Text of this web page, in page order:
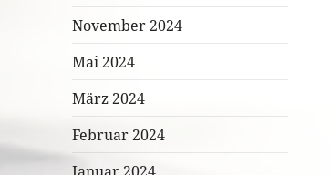
November 2024
Mai 2024
März 2024
Februar 2024